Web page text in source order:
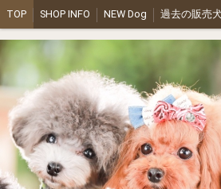
TOP SHOP INFO NEW Dog 過去の販売犬
olive kennel ファミリー